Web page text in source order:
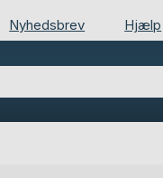
Nyhedsbrev Hjælp